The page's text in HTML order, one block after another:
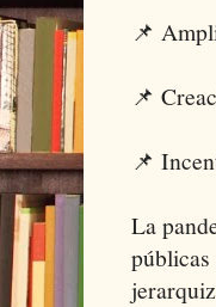
📌
📌
📌
La
públicas